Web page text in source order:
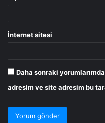
İnternet sitesi
Daha sonraki
adresim ve site adresim bu